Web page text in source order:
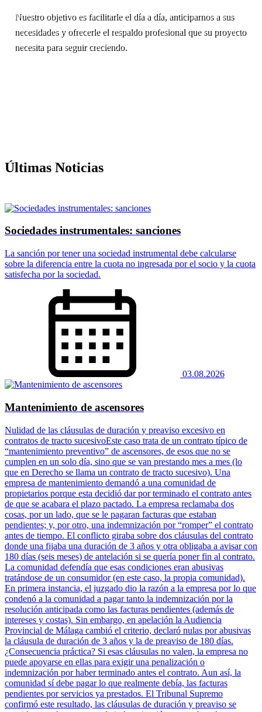
Nuestro objetivo es facilitarle el día a día, anticiparnos a sus
necesidades y ofrecerle el respaldo profesional que su proyecto
necesita para seguir creciendo.
Últimas Noticias
Sociedades instrumentales: sanciones
La sanción por tener una sociedad instrumental debe calcularse
sobre la diferencia entre la cuota no ingresada por el socio y la cuota
satisfecha por la sociedad.
03.08.2026
Mantenimiento de ascensores
Nulidad de las cláusulas de duración y preaviso excesivo en
contratos de tracto sucesivoEste caso trata de un contrato típico de
“mantenimiento preventivo” de ascensores, de esos que no se
cumplen en un solo día, sino que se van prestando mes a mes (lo
que en Derecho se llama un contrato de tracto sucesivo). Una
empresa de mantenimiento demandó a una comunidad de
propietarios porque esta decidió dar por terminado el contrato antes
de que se acabara el plazo pactado. La empresa reclamaba dos
cosas, por un lado, que se le pagaran facturas que estaban
pendientes; y, por otro, una indemnización por “romper” el contrato
antes de tiempo. El conflicto giraba sobre dos cláusulas del contrato
donde una fijaba una duración de 3 años y otra obligaba a avisar con
180 días (seis meses) de antelación si se quería poner fin al contrato.
La comunidad defendía que esas condiciones eran abusivas
tratándose de un consumidor (en este caso, la propia comunidad).
En primera instancia, el juzgado dio la razón a la empresa por lo que
condenó a la comunidad a pagar tanto la indemnización por la
resolución anticipada como las facturas pendientes (además de
intereses y costas). Sin embargo, en apelación la Audiencia
Provincial de Málaga cambió el criterio, declaró nulas por abusivas
la cláusula de duración de 3 años y la de preaviso de 180 días.
¿Consecuencia práctica? Si esas cláusulas no valen, la empresa no
puede apoyarse en ellas para exigir una penalización o
indemnización por haber terminado antes el contrato. Aun así, la
comunidad sí debe pagar lo que realmente debía, las facturas
pendientes por servicios ya prestados. El Tribunal Supremo
confirmó este resultado, las cláusulas de duración y preaviso se